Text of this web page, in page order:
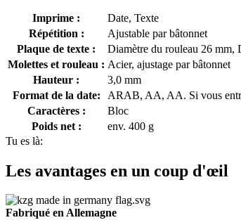
Imprime : Date, Texte
Répétition :
Ajustable par bâtonnet
Plaque de texte :
Diamètre du rouleau 26 mm,
Molettes et rouleau : Acier, ajustage par bâtonnet
Hauteur :
3,0 mm
Format de la date:
ARAB, AA, AA. Si vous
Caractères :
Bloc
Poids net :
env. 400 g
Tu es là:
Les avantages en un coup d'œil
Fabriqué en Allemagne